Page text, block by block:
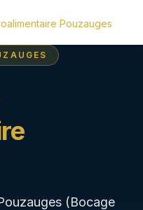
Réserver
Pouzauges
(Bocage